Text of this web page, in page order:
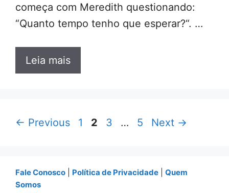
começa com Meredith questionando:
“Quanto tempo tenho que esperar?“. …
Leia mais
← Previous Page
1 Page
2 Page
3 … Page
5 Next →
Fale Conosco Política de Privacidade
Quem
Somos